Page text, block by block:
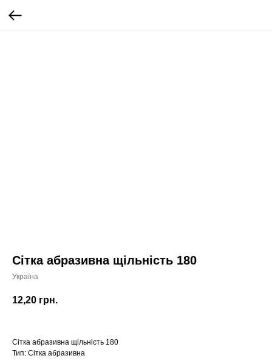
Сітка абразивна щільність 180
Україна
12,20 грн.
Сітка абразивна щільність 180
Тип: Сітка абразивна